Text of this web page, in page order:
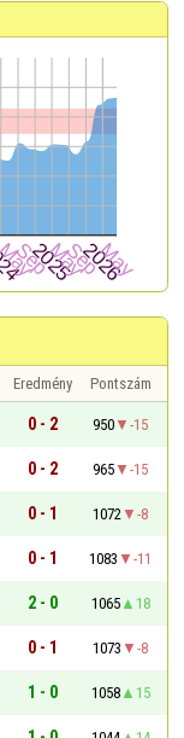
Eredmény
Pontszám
0 - 2 950
-15
0 - 2 965
-15
0 - 1 1072
-8
0 - 1 1083
-11
2 - 0 1065
18
0 - 1 1073
-8
1 - 0 1058
15